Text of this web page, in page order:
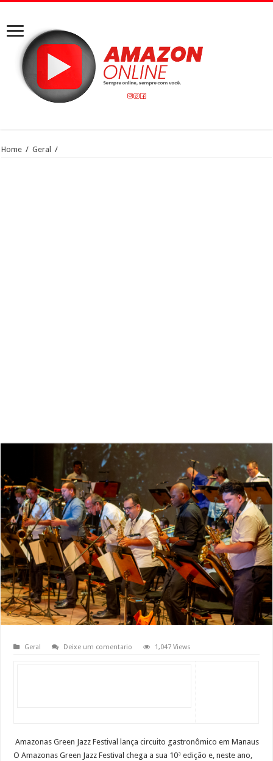
Home / Geral /
Geral Deixe um comentario 1,047 Views
Amazonas Green Jazz Festival lança circuito gastronômico em Manaus
O Amazonas Green Jazz Festival chega a sua 10ª edição e, neste ano,